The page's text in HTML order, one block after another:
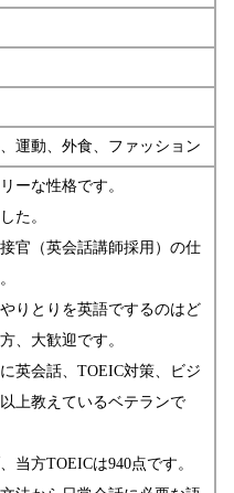
運動、外食、ファッション
ーな性格です。
た。
官（英会話講師採用）の仕
りとりを英語でするのはど
、大歓迎です。
英会話、TOEIC対策、ビジ
上教えているベテランで
当方TOEICは940点です。